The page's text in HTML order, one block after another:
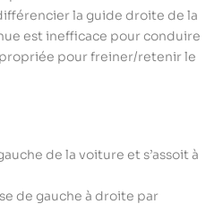
la guide droite de la
est inefficace pour conduire
pour freiner/retenir le
de la voiture et s’assoit à
de gauche à droite par